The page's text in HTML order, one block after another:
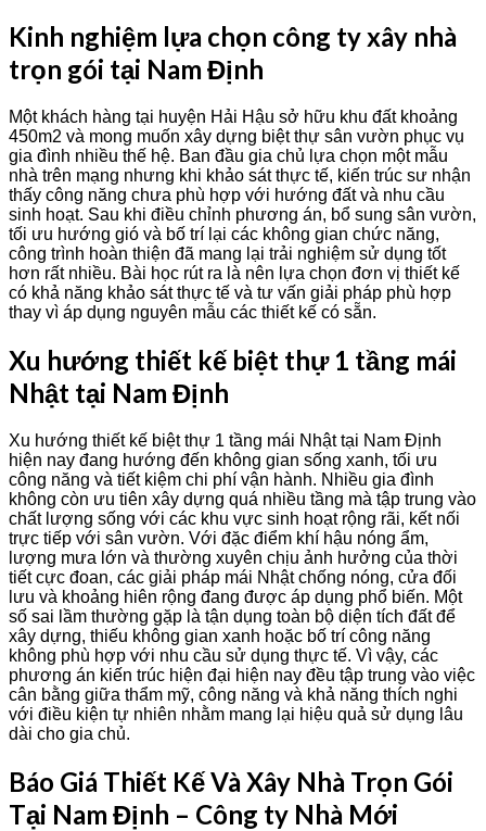
Kinh nghiệm lựa chọn công ty xây nhà
trọn gói tại Nam Định
Một khách hàng tại huyện Hải Hậu sở hữu khu đất khoảng
450m2 và mong muốn xây dựng biệt thự sân vườn phục vụ
gia đình nhiều thế hệ. Ban đầu gia chủ lựa chọn một mẫu
nhà trên mạng nhưng khi khảo sát thực tế, kiến trúc sư nhận
thấy công năng chưa phù hợp với hướng đất và nhu cầu
sinh hoạt. Sau khi điều chỉnh phương án, bổ sung sân vườn,
tối ưu hướng gió và bố trí lại các không gian chức năng,
công trình hoàn thiện đã mang lại trải nghiệm sử dụng tốt
hơn rất nhiều. Bài học rút ra là nên lựa chọn đơn vị thiết kế
có khả năng khảo sát thực tế và tư vấn giải pháp phù hợp
thay vì áp dụng nguyên mẫu các thiết kế có sẵn.
Xu hướng thiết kế biệt thự 1 tầng mái
Nhật tại Nam Định
Xu hướng thiết kế biệt thự 1 tầng mái Nhật tại Nam Định
hiện nay đang hướng đến không gian sống xanh, tối ưu
công năng và tiết kiệm chi phí vận hành. Nhiều gia đình
không còn ưu tiên xây dựng quá nhiều tầng mà tập trung vào
chất lượng sống với các khu vực sinh hoạt rộng rãi, kết nối
trực tiếp với sân vườn. Với đặc điểm khí hậu nóng ẩm,
lượng mưa lớn và thường xuyên chịu ảnh hưởng của thời
tiết cực đoan, các giải pháp mái Nhật chống nóng, cửa đối
lưu và khoảng hiên rộng đang được áp dụng phổ biến. Một
số sai lầm thường gặp là tận dụng toàn bộ diện tích đất để
xây dựng, thiếu không gian xanh hoặc bố trí công năng
không phù hợp với nhu cầu sử dụng thực tế. Vì vậy, các
phương án kiến trúc hiện đại hiện nay đều tập trung vào việc
cân bằng giữa thẩm mỹ, công năng và khả năng thích nghi
với điều kiện tự nhiên nhằm mang lại hiệu quả sử dụng lâu
dài cho gia chủ.
Báo Giá Thiết Kế Và Xây Nhà Trọn Gói
Tại Nam Định – Công ty Nhà Mới